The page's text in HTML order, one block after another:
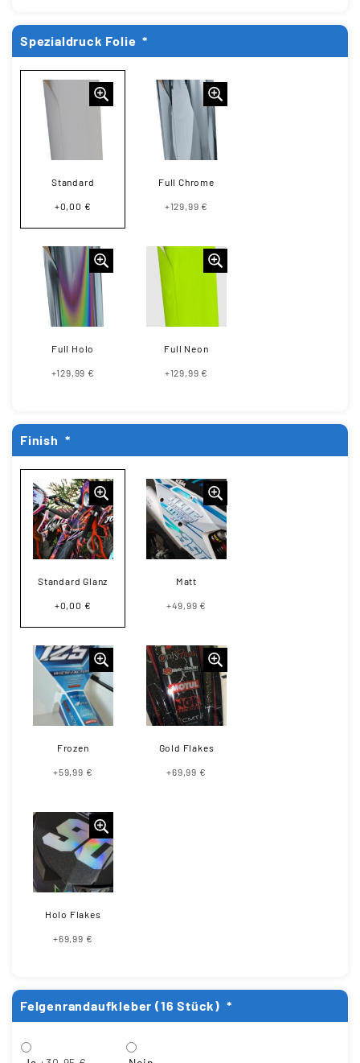
Spezialdruck Folie *
Standard
+0,00 €
Full Chrome
+129,99 €
Full Holo
+129,99 €
Full Neon
+129,99 €
Finish *
Standard Glanz
+0,00 €
Matt
+49,99 €
Frozen
+59,99 €
Gold Flakes
+69,99 €
Holo Flakes
+69,99 €
Felgenrandaufkleber (16 Stück) *